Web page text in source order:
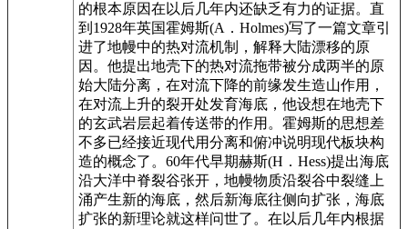
的根本原因在以后几年内还缺乏有力的证据。直
到1928年英国霍姆斯(A．Holmes)写了一篇文章引
进了地幔中的热对流机制，解释大陆漂移的原
因。他提出地壳下的热对流拖带被分成两半的原
始大陆分离，在对流下降的前缘发生造山作用，
在对流上升的裂开处发育海底，他设想在地壳下
的玄武岩层起着传送带的作用。霍姆斯的思想差
不多已经接近现代用分离和俯冲说明现代板块构
造的概念了。60年代早期赫斯(H．Hess)提出海底
沿大洋中脊裂谷张开，地幔物质沿裂谷中裂缝上
涌产生新的海底，然后新海底往侧向扩张，海底
扩张的新理论就这样问世了。在以后几年内根据